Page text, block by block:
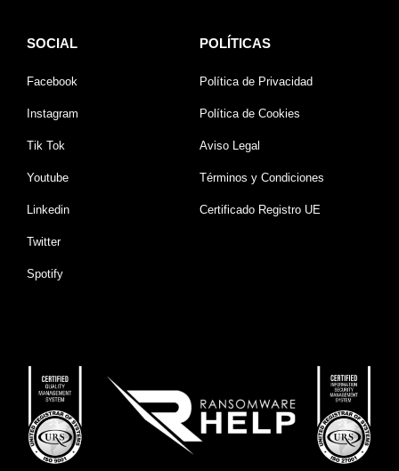
SOCIAL
Facebook
Instagram
Tik Tok
Youtube
Linkedin
Twitter
Spotify
POLÍTICAS
Política de Privacidad
Política de Cookies
Aviso Legal
Términos y Condiciones
Certificado Registro UE